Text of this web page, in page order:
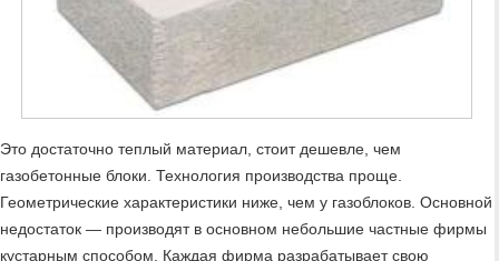
Это достаточно теплый материал, стоит дешевле, чем
газобетонные блоки. Технология производства проще.
Геометрические характеристики ниже, чем у газоблоков. Основной
недостаток — производят в основном небольшие частные фирмы
кустарным способом. Каждая фирма разрабатывает свою